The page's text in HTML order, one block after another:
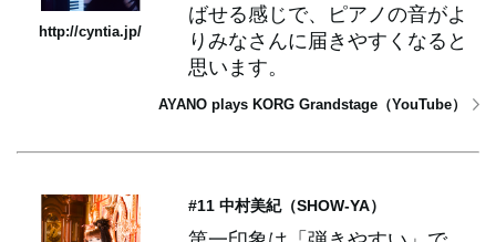
http://cyntia.jp/
ばせる感じで、ピアノの音がよ
りみなさんに届きやすくなると
思います。
AYANO plays KORG Grandstage（YouTube）
#11 中村美紀（SHOW-YA）